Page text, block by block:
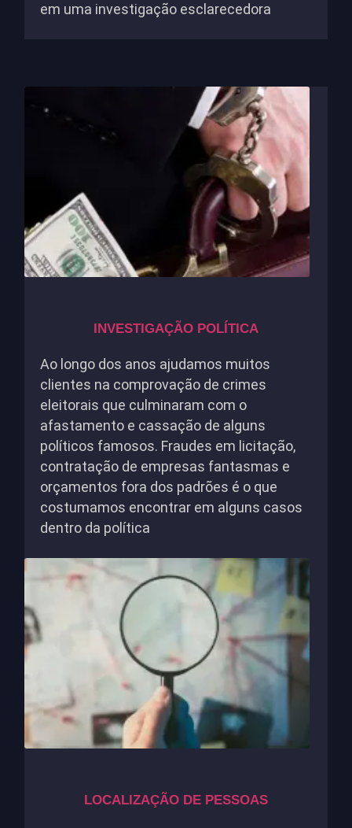
em uma investigação esclarecedora
INVESTIGAÇÃO POLÍTICA
Ao longo dos anos ajudamos muitos
clientes na comprovação de crimes
eleitorais que culminaram com o
afastamento e cassação de alguns
políticos famosos. Fraudes em licitação,
contratação de empresas fantasmas e
orçamentos fora dos padrões é o que
costumamos encontrar em alguns casos
dentro da política
LOCALIZAÇÃO DE PESSOAS